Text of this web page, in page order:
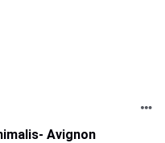
Avignon